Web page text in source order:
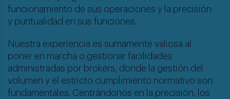
funcionamiento de sus operaciones y la precisión
y puntualidad en sus funciones.
Nuestra experiencia es sumamente valiosa al
poner en marcha o gestionar facilidades
administradas por brokers, donde la gestión del
volumen y el estricto cumplimiento normativo son
fundamentales. Centrándonos en la precisión, los